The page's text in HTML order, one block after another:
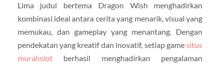
Lima judul bertema Dragon Wish menghadirkan
kombinasi ideal antara cerita yang menarik, visual yang
memukau, dan gameplay yang menantang. Dengan
pendekatan yang kreatif dan inovatif, setiap gamesitus
murahslotberhasil menghadirkan pengalaman